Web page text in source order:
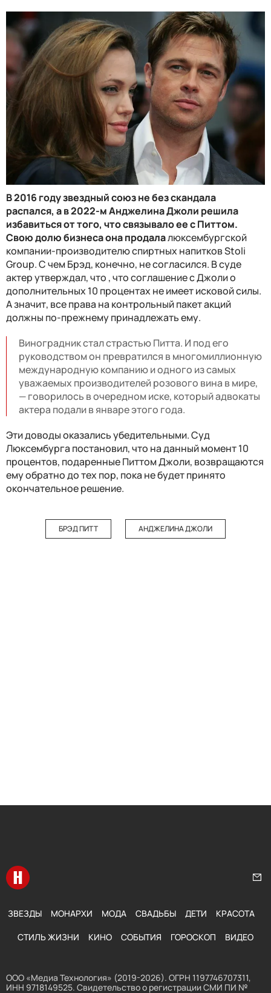
В 2016 году звездный союз не без скандала
распался, а в 2022-м Анджелина Джоли решила
избавиться от того, что связывало ее с Питтом.
Свою долю бизнеса она продалалюксембургской
компании-производителю спиртных напитков Stoli
Group. С чем Брэд, конечно, не согласился. В суде
актер утверждал, что , что соглашение с Джоли о
дополнительных 10 процентах не имеет исковой силы.
А значит, все права на контрольный пакет акций
должны по-прежнему принадлежать ему.
Виноградник стал страстью Питта. И под его
руководством он превратился в многомиллионную
международную компанию и одного из самых
уважаемых производителей розового вина в мире,
— говорилось в очередном иске, который адвокаты
актера подали в январе этого года.
Эти доводы оказались убедительными. Суд
Люксембурга постановил, что на данный момент 10
процентов, подаренные Питтом Джоли, возвращаются
ему обратно до тех пор, пока не будет принято
окончательное решение.
БРЭД ПИТТ АНДЖЕЛИНА ДЖОЛИ
Перейти на главную
ЗВЕЗДЫ МОНАРХИ МОДА СВАДЬБЫ ДЕТИ КРАСОТА
СТИЛЬ ЖИЗНИ КИНО СОБЫТИЯ ГОРОСКОП ВИДЕО
ООО «Медиа Технология» (2019-2026). ОГРН 1197746707311,
ИНН 9718149525. Свидетельство о регистрации СМИ ПИ №